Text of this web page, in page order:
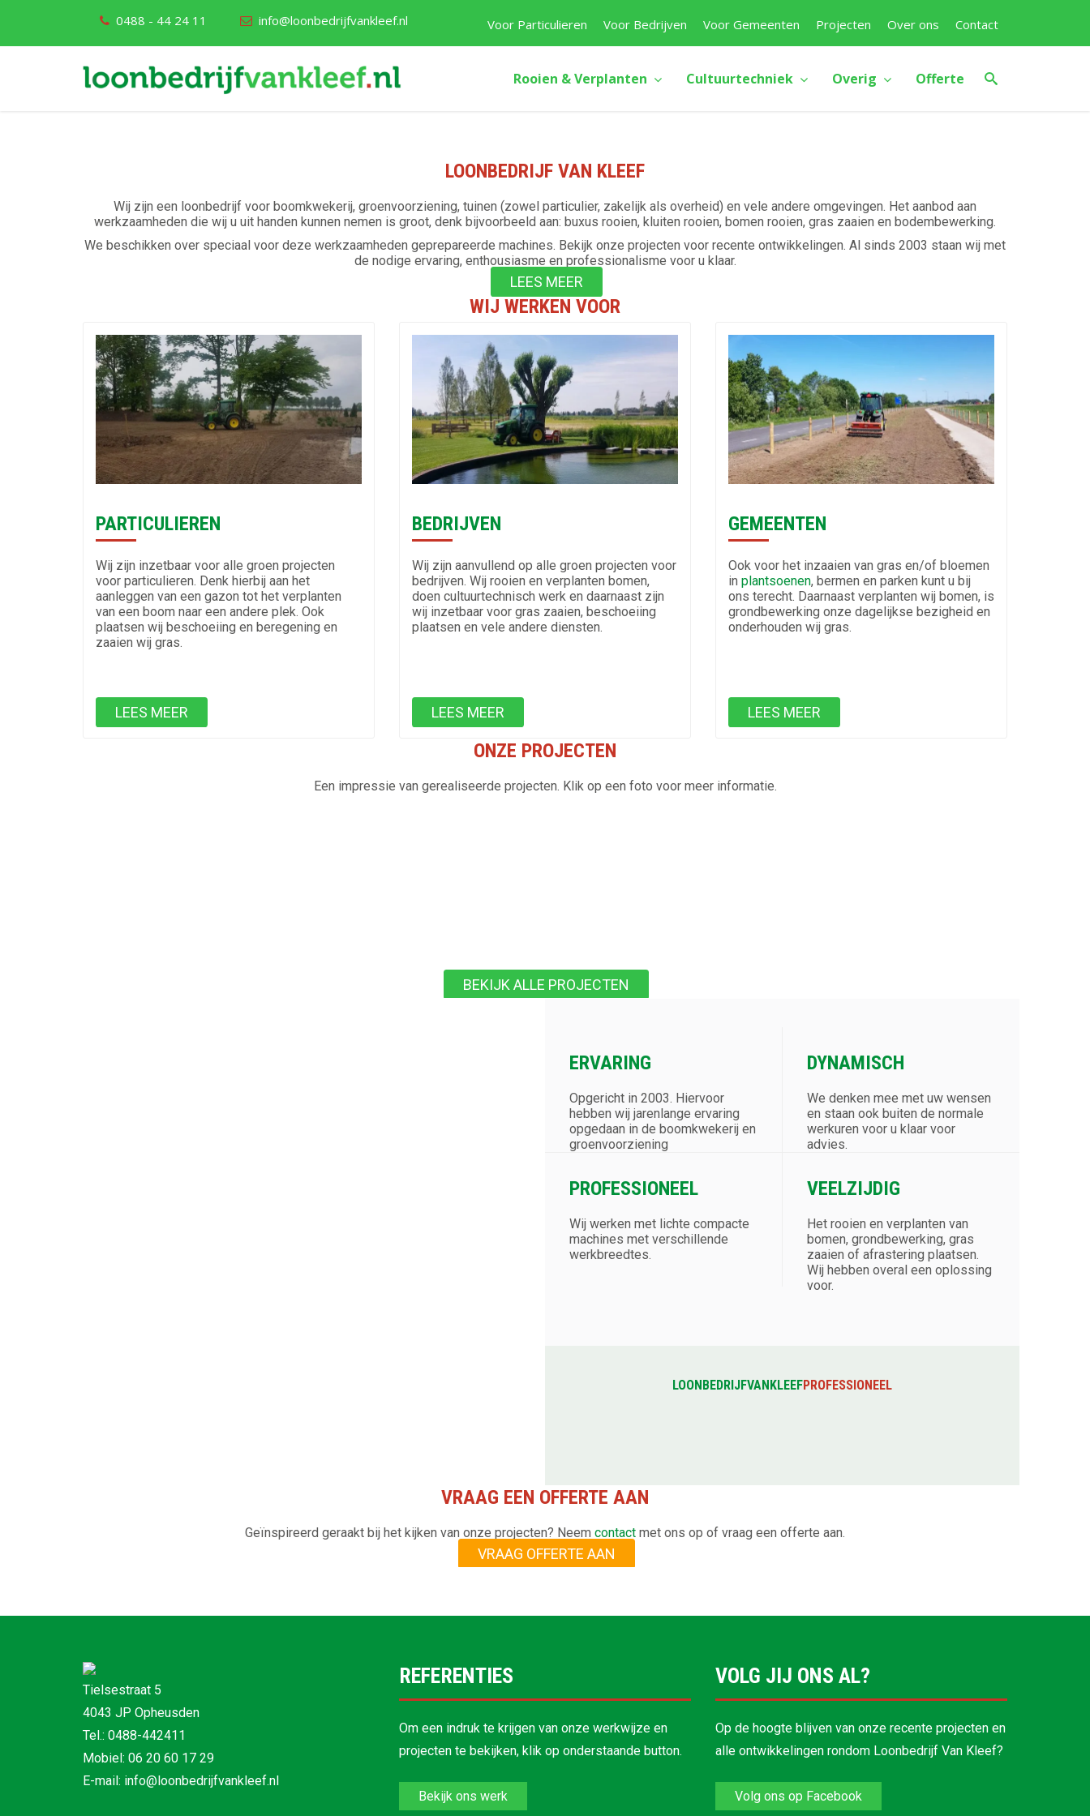
0488 - 44 24 11 info@loonbedrijfvankleef.nl Voor Particulieren Voor Bedrijven Voor Gemeenten Projecten Over ons Contact
Rooien & Verplanten Cultuurtechniek Overig Offerte
LOONBEDRIJF VAN KLEEF
Wij zijn een loonbedrijf voor boomkwekerij, groenvoorziening, tuinen (zowel particulier, zakelijk als overheid) en vele andere omgevingen. Het aanbod aan
werkzaamheden die wij u uit handen kunnen nemen is groot, denk bijvoorbeeld aan: buxus rooien, kluiten rooien, bomen rooien, gras zaaien en bodembewerking.
We beschikken over speciaal voor deze werkzaamheden geprepareerde machines. Bekijk onze projecten voor recente ontwikkelingen. Al sinds 2003 staan wij met
de nodige ervaring, enthousiasme en professionalisme voor u klaar.
LEES MEER
WIJ WERKEN VOOR
PARTICULIEREN
Wij zijn inzetbaar voor alle groen projecten
voor particulieren. Denk hierbij aan het
aanleggen van een gazon tot het verplanten
van een boom naar een andere plek. Ook
plaatsen wij beschoeiing en beregening en
zaaien wij gras.
LEES MEER
BEDRIJVEN
Wij zijn aanvullend op alle groen projecten voor
bedrijven. Wij rooien en verplanten bomen,
doen cultuurtechnisch werk en daarnaast zijn
wij inzetbaar voor gras zaaien, beschoeiing
plaatsen en vele andere diensten.
LEES MEER
GEMEENTEN
Ook voor het inzaaien van gras en/of bloemen
in plantsoenen, bermen en parken kunt u bij
ons terecht. Daarnaast verplanten wij bomen, is
grondbewerking onze dagelijkse bezigheid en
onderhouden wij gras.
LEES MEER
ONZE PROJECTEN
Een impressie van gerealiseerde projecten. Klik op een foto voor meer informatie.
BEKIJK ALLE PROJECTEN
ERVARING
Opgericht in 2003. Hiervoor
hebben wij jarenlange ervaring
opgedaan in de boomkwekerij en
groenvoorziening
PROFESSIONEEL
Wij werken met lichte compacte
machines met verschillende
werkbreedtes.
DYNAMISCH
We denken mee met uw wensen
en staan ook buiten de normale
werkuren voor u klaar voor
advies.
VEELZIJDIG
Het rooien en verplanten van
bomen, grondbewerking, gras
zaaien of afrastering plaatsen.
Wij hebben overal een oplossing
voor.
LOONBEDRIJFVANKLEEFPROFESSIONEEL
VRAAG EEN OFFERTE AAN
Geïnspireerd geraakt bij het kijken van onze projecten? Neem contact met ons op of vraag een offerte aan.
VRAAG OFFERTE AAN
Tielsestraat 5
4043 JP Opheusden
Tel.: 0488-442411
Mobiel: 06 20 60 17 29
E-mail: info@loonbedrijfvankleef.nl
REFERENTIES
Om een indruk te krijgen van onze werkwijze en
projecten te bekijken, klik op onderstaande button.
Bekijk ons werk
VOLG JIJ ONS AL?
Op de hoogte blijven van onze recente projecten en
alle ontwikkelingen rondom Loonbedrijf Van Kleef?
Volg ons op Facebook